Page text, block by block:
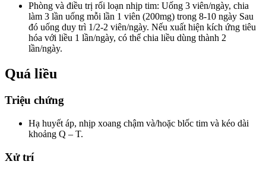
Phòng và điều trị rối loạn nhịp tim: Uống 3 viên/ngày, chia
làm 3 lần uống mỗi lần 1 viên (200mg) trong 8-10 ngày Sau
đó uống duy trì 1/2-2 viên/ngày. Nếu xuất hiện kích ứng tiêu
hóa với liều 1 lần/ngày, có thể chia liều dùng thành 2
lần/ngày.
Quá liều
Triệu chứng
Hạ huyết áp, nhịp xoang chậm và/hoặc blốc tim và kéo dài
khoảng Q – T.
Xử trí